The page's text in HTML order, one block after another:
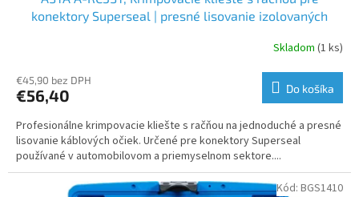
konektory Superseal | presné lisovanie izolovaných
Skladom (1 ks)
€45,90 bez DPH
€56,40 Do košíka
Profesionálne krimpovacie kliešte s račňou na jednoduché a presné
lisovanie káblových očiek. Určené pre konektory Superseal
používané v automobilovom a priemyselnom sektore....
Kód: BGS1410